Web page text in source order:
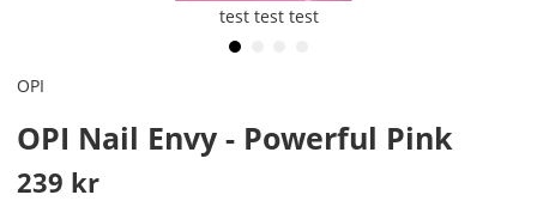
test test test
OPI
OPI Nail Envy - Powerful Pink
239 kr